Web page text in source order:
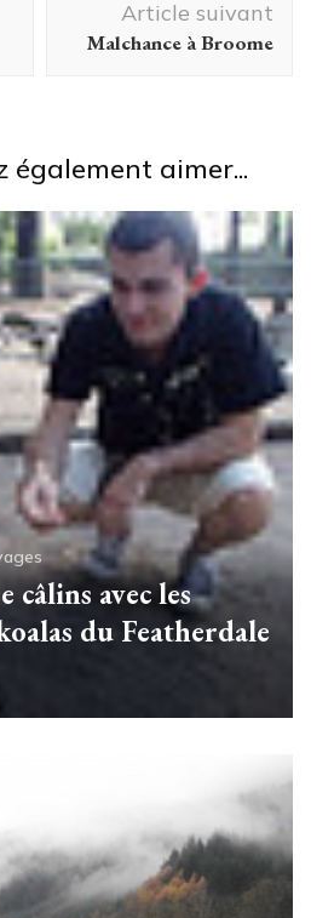
Article suivant
Malchance à Broome
également aimer...
câlins avec les
du Featherdale